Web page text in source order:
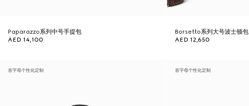
Paparazzo系列中号手提包
AED 14,100
Borsetto系列大号波士顿包
AED 12,650
首字母个性化定制 首字母个性化定制